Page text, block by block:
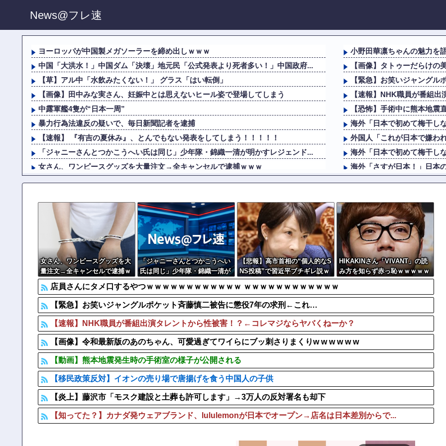
News@フレ速
ヨーロッパが中国製メガソーラーを締め出しｗｗｗ
中国「大洪水！」中国ダム「決壊」地元民「公式発表より死者多い！」中国政府...
【草】アル中「水飲みたくない！」 グラス「はい転倒」
【画像】田中みな実さん、妊娠中とは思えないヒール姿で登場してしまう
中露軍艦4隻が“日本一周”
暴力行為法違反の疑いで、毎日新聞記者を逮捕
【速報】 『有吉の夏休み』、とんでもない発表をしてしまう！！！！！
「ジャニーさんとつかこうへい氏は同じ」少年隊・錦織一清が明かすレジェンド...
女さん、ワンピースグッズを大量注文→全キャンセルで逮捕ｗｗｗ
【画像】田中みな実さん、妊娠中とは思えないヒール姿で登場してしまう
【画像】 北海道の1500万の中古物件、レベチｗｗｗｗｗｗｗｗｗｗｗｗｗ...
仙台育英高校の美人女子マネージャー、神聖な甲子園でカメラに向かってウイン...
暴力行為法違反の疑いで、毎日新聞記者を逮捕
小野田華凛ちゃんの魅力を
【画像】タトゥーだらけ
【緊急】お笑いジャング
【速報】NHK職員が番組
【恐怖】手術中に熊本地震
海外「日本で初めて梅干し
外国人「これが日本で嫌わ
海外「日本で初めて梅干し
海外「さすが日本！」日本
【動画】野菜売りのおじさ
【画像】NHKに出た仙台育
【動画】手術中に熊本地
【速報】新メンバー6人の
【ガチ朗報】関東、もう真
女さん、ワンピースグッズを大
量注文→全キャンセルで逮捕ｗ
ｗｗ
「ジャニーさんとつかこうへい
氏は同じ」少年隊・錦織一清が
明かすレジェンドの共通点と我
流の演出論
【悲報】高市首相の“個人的なS
NS投稿”で習近平ブチギレ説ｗ
ｗｗｗｗ
HIKAKINさん「VIVANT」の読
み方を知らず赤っ恥ｗｗｗｗｗ
ｗｗ
店員さんにタメ口するやつｗｗｗｗｗｗｗｗｗｗｗｗ ｗｗｗｗｗｗｗｗｗｗｗｗ
【緊急】お笑いジャングルポケット斉藤慎二被告に懲役7年の求刑←これ…
【速報】NHK職員が番組出演タレントから性被害！？←コレマジならヤバくねーか？
【画像】令和最新版のあのちゃん、可愛過ぎてワイらにブッ刺さりまくりw w w w w w
【動画】熊本地震発生時の手術室の様子が公開される
【移民政策反対】イオンの売り場で唐揚げを食う中国人の子供
【炎上】藤沢市「モスク建設と土葬も許可します」→3万人の反対署名も却下
【知ってた？】カナダ発ウェアブランド、lululemonが日本でオープン→店名は日本差別からで...